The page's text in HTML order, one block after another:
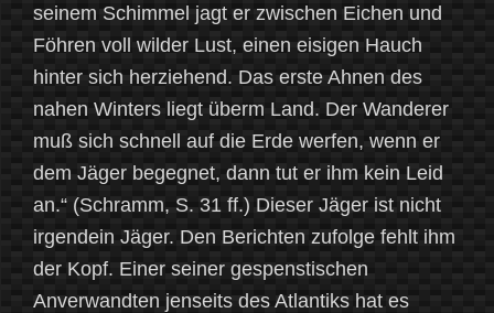
seinem Schimmel jagt er zwischen Eichen und
Föhren voll wilder Lust, einen eisigen Hauch
hinter sich herziehend. Das erste Ahnen des
nahen Winters liegt überm Land. Der Wanderer
muß sich schnell auf die Erde werfen, wenn er
dem Jäger begegnet, dann tut er ihm kein Leid
an.“ (Schramm, S. 31 ff.) Dieser Jäger ist nicht
irgendein Jäger. Den Berichten zufolge fehlt ihm
der Kopf. Einer seiner gespenstischen
Anverwandten jenseits des Atlantiks hat es